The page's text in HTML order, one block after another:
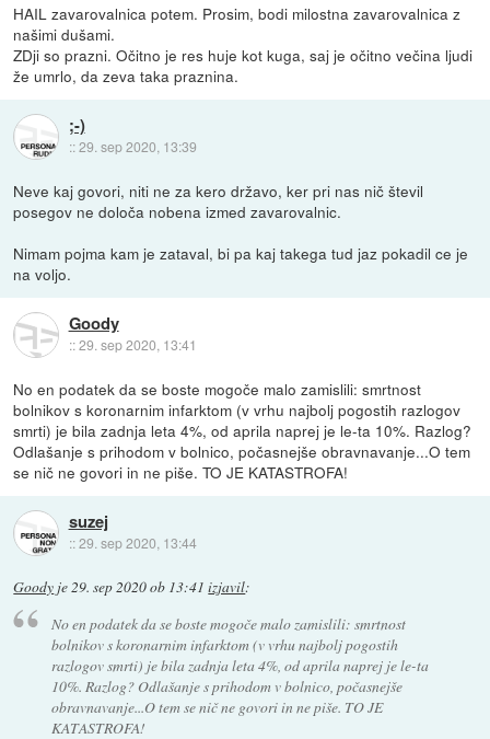
HAIL zavarovalnica potem. Prosim, bodi milostna zavarovalnica z
našimi dušami.
ZDji so prazni. Očitno je res huje kot kuga, saj je očitno večina ljudi
že umrlo, da zeva taka praznina.
;-)
::29. sep 2020, 13:39
Neve kaj govori, niti ne za kero državo, ker pri nas nič števil
posegov ne določa nobena izmed zavarovalnic.
Nimam pojma kam je zataval, bi pa kaj takega tud jaz pokadil ce je
na voljo.
Goody
::29. sep 2020, 13:41
No en podatek da se boste mogoče malo zamislili: smrtnost
bolnikov s koronarnim infarktom (v vrhu najbolj pogostih razlogov
smrti) je bila zadnja leta 4%, od aprila naprej je le-ta 10%. Razlog?
Odlašanje s prihodom v bolnico, počasnejše obravnavanje...O tem
se nič ne govori in ne piše. TO JE KATASTROFA!
suzej
::29. sep 2020, 13:44
Goody je29. sep 2020 ob 13:41 izjavil:
No en podatek da se boste mogoče malo zamislili: smrtnost
bolnikov s koronarnim infarktom (v vrhu najbolj pogostih
razlogov smrti) je bila zadnja leta 4%, od aprila naprej je le-ta
10%. Razlog? Odlašanje s prihodom v bolnico, počasnejše
obravnavanje...O tem se nič ne govori in ne piše. TO JE
KATASTROFA!